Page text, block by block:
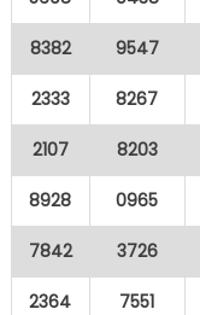
8382 9547
2333 8267
2107 8203
8928 0965
7842 3726
2364 7551